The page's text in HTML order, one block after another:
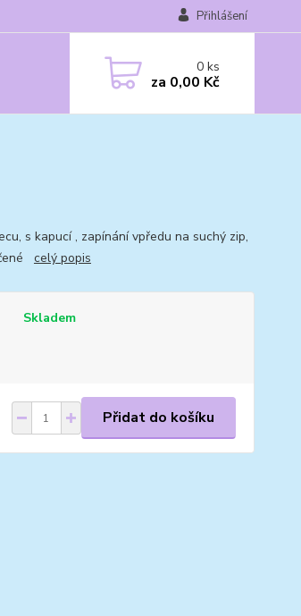
Přihlášení
0ks
za 0,00 Kč
s kapucí , zapínání vpředu na suchý zip,
celý popis
Skladem
Přidat do košíku